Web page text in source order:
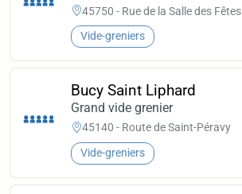
45750 - Rue de la Salle des Fêtes
Vide-greniers
Bucy Saint Liphard
Grand vide grenier
45140 - Route de Saint-Péravy
Vide-greniers